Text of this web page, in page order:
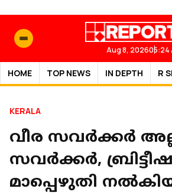
Aug 8, 202605:24
HOME TOP NEWS IN DEPTH R
KERALA
വീര സവർക്കർ
സവർക്കർ,
മാപ്പെഴുതി